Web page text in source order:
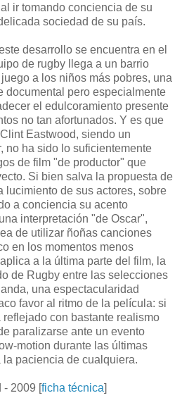
ir tomando conciencia de su
sociedad de su país.
desarrollo se encuentra en el
de rugby llega a un barrio
a los niños más pobres, una
documental pero especialmente
el edulcoramiento presente
no tan afortunados. Y es que
Eastwood, siendo un
no ha sido lo suficientemente
de film "de productor" que
Si bien salva la propuesta de
lucimiento de sus actores, sobre
a conciencia su acento
interpretación "de Oscar",
de utilizar ñoñas canciones
en los momentos menos
a la última parte del film, la
de Rugby entre las selecciones
una espectacularidad
favor al ritmo de la película: si
con bastante realismo
paralizarse ante un evento
motion durante las últimas
paciencia de cualquiera.
- 2009 [ficha técnica]